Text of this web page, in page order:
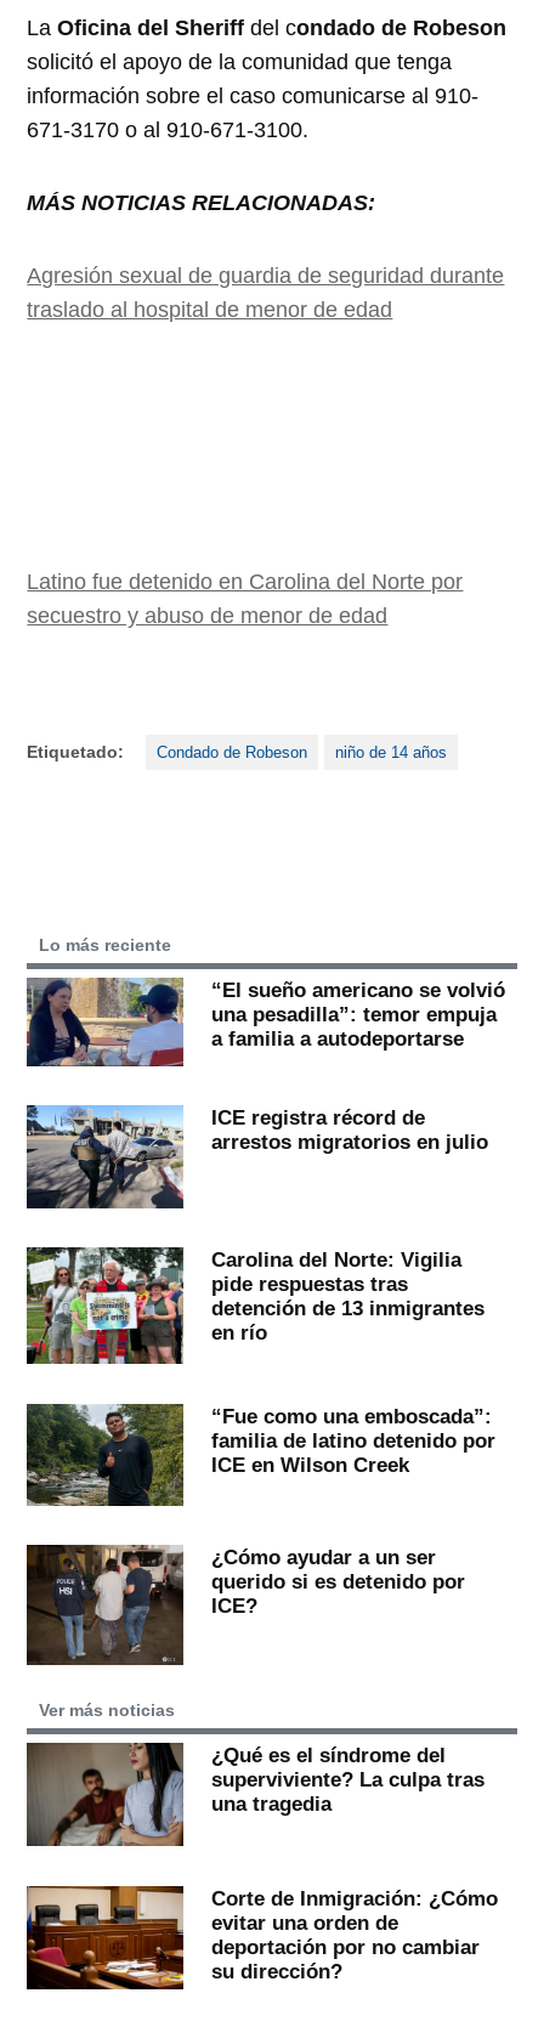
LaOficina del Sheriff del condado de Robeson
solicitó el apoyo de la comunidad que tenga
información sobre el caso comunicarse al 910-
671-3170 o al 910-671-3100.
MÁS NOTICIAS RELACIONADAS:
Agresión sexual de guardia de seguridad durante
traslado al hospital de menor de edad
Latino fue detenido en Carolina del Norte por
secuestro y abuso de menor de edad
Etiquetado: Condado de Robeson niño de 14 años
Lo más reciente
“El sueño americano se volvió
una pesadilla”: temor empuja
a familia a autodeportarse
ICE registra récord de
arrestos migratorios en julio
Carolina del Norte: Vigilia
pide respuestas tras
detención de 13 inmigrantes
en río
“Fue como una emboscada”:
familia de latino detenido por
ICE en Wilson Creek
¿Cómo ayudar a un ser
querido si es detenido por
ICE?
Ver más noticias
¿Qué es el síndrome del
superviviente? La culpa tras
una tragedia
Corte de Inmigración: ¿Cómo
evitar una orden de
deportación por no cambiar
su dirección?